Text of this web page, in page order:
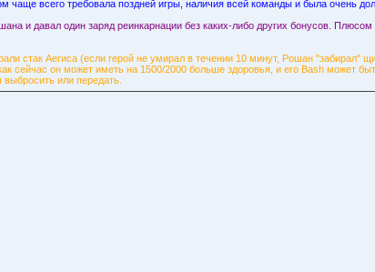
всего требовала поздней игры, наличия всей команды и была очень
и давал один заряд реинкарнации без каких-либо других бонусов.
стак Аегиса (если герой не умирал в течении 10 минут, Рошан "забирал"
сейчас он может иметь на 1500/2000 больше здоровья, и его Bash может
или передать.